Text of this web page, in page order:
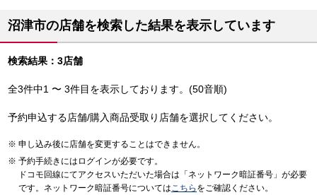
沼津市の店舗を検索した結果を表示しています
検索結果：3店舗
全3件中1 〜 3件目を表示しております。(50音順)
予約申込する店舗/購入商品受取り店舗を選択してください。
申し込み後に店舗を変更することはできません。
予約手続きにはログインが必要です。
ドコモ回線にてアクセスいただいた場合は「ネットワーク暗証番号」が必要
です。ネットワーク暗証番号についてはこちら をご確認ください。